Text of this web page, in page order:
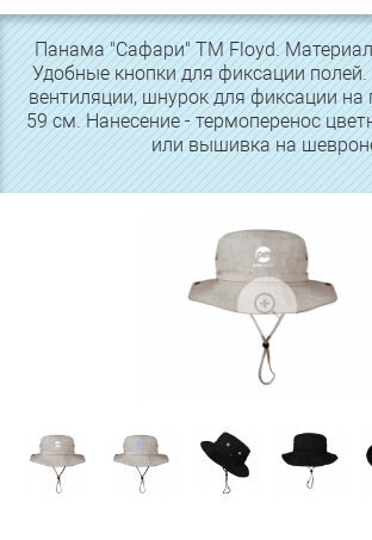
Панама "Сафари" ТМ Floyd.
Удобные кнопки для фиксации полей.
вентиляции, шнурок для фиксации на
59 см. Нанесение - термоперенос
или вышивка на